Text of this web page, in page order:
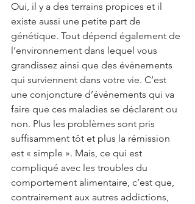
Oui, il y a des terrains propices et il
existe aussi une petite part de
génétique. Tout dépend également de
l’environnement dans lequel vous
grandissez ainsi que des événements
qui surviennent dans votre vie. C’est
une conjoncture d’événements qui va
faire que ces maladies se déclarent ou
non. Plus les problèmes sont pris
suffisamment tôt et plus la rémission
est « simple ». Mais, ce qui est
compliqué avec les troubles du
comportement alimentaire, c’est que,
contrairement aux autres addictions,